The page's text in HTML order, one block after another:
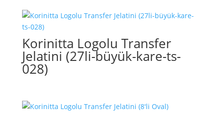
Korinitta Logolu Transfer
Jelatini (27li-büyük-kare-ts-
028)